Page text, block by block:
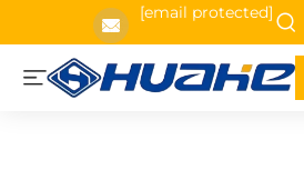
[email protected]